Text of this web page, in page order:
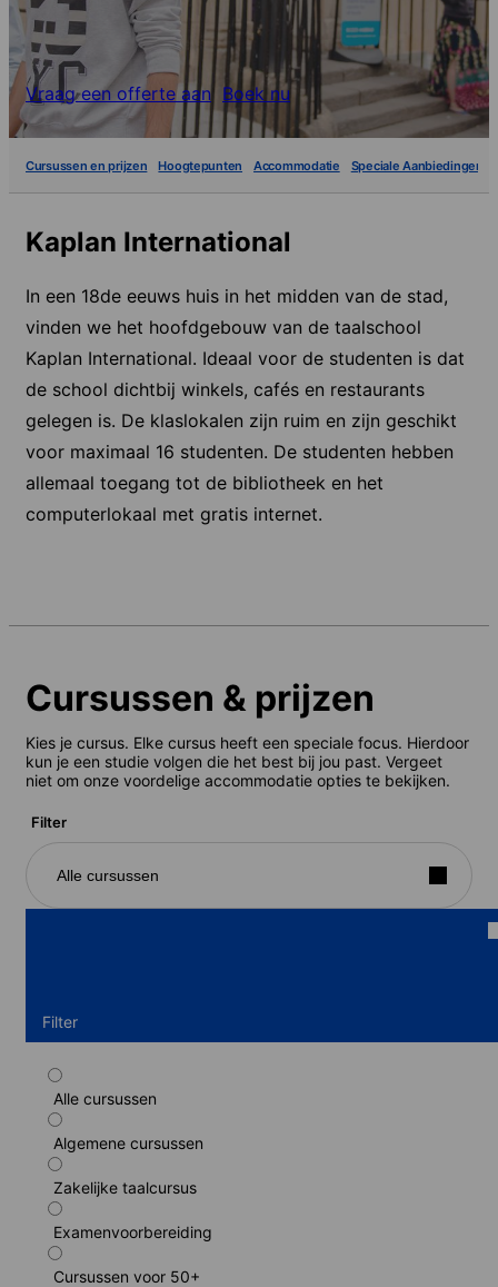
Vraag een offerte aan Boek nu
Cursussen en prijzen Hoogtepunten Accommodatie Speciale Aanbiedingen
Kaplan International
In een 18de eeuws huis in het midden van de stad,
vinden we het hoofdgebouw van de taalschool
Kaplan International. Ideaal voor de studenten is dat
de school dichtbij winkels, cafés en restaurants
gelegen is. De klaslokalen zijn ruim en zijn geschikt
voor maximaal 16 studenten. De studenten hebben
allemaal toegang tot de bibliotheek en het
computerlokaal met gratis internet.
Cursussen & prijzen
Kies je cursus. Elke cursus heeft een speciale focus. Hierdoor
kun je een studie volgen die het best bij jou past. Vergeet
niet om onze voordelige accommodatie opties te bekijken.
Filter
Alle cursussen
Filter
Alle cursussen
Algemene cursussen
Zakelijke taalcursus
Examenvoorbereiding
Cursussen voor 50+
Standaard cursus
Duur: 1 - 52 weken
Niveaus: Basisgebruiker (A1) naar Vaardig gebruiker (C1)
1 week
466 EUR